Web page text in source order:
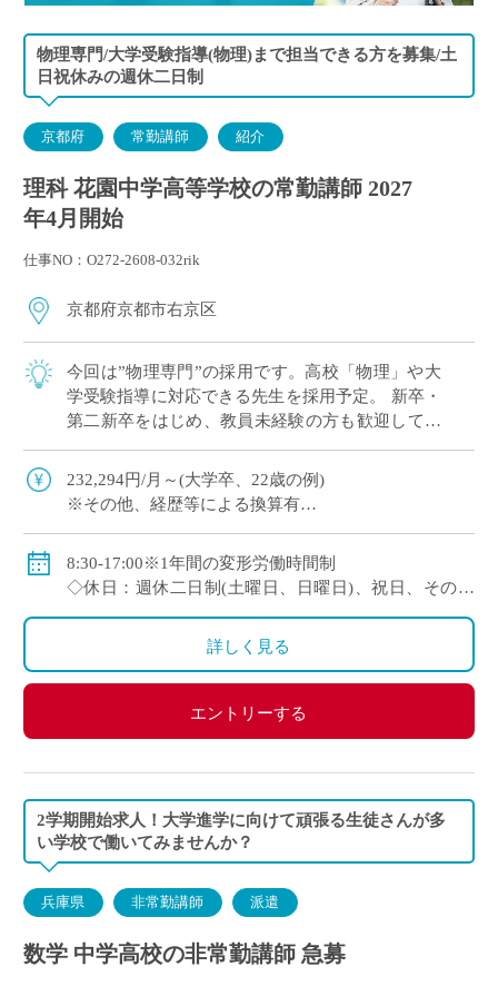
物理専門/大学受験指導(物理)まで担当できる方を募集/土
日祝休みの週休二日制
京都府 常勤講師 紹介
理科 花園中学高等学校の常勤講師 2027
年4月開始
仕事NO：O272-2608-032rik
京都府京都市右京区
今回は”物理専門”の採用です。高校「物理」や大
学受験指導に対応できる先生を採用予定。 新卒・
第二新卒をはじめ、教員未経験の方も歓迎してい
ます。 これから教員としてキャリアを築きたい方
にも適した環境 […]
232,294円/月～(大学卒、22歳の例)
※その他、経歴等による換算有
◇手当：通勤手当、残業手当
◇賞与：有
◇保険：私学共済、雇用保険、労災保険
8:30-17:00※1年間の変形労働時間制
◇休日：週休二日制(土曜日、日曜日)、祝日、その他
学校の定める休日
詳しく見る
エントリーする
2学期開始求人！大学進学に向けて頑張る生徒さんが多
い学校で働いてみませんか？
兵庫県 非常勤講師 派遣
数学 中学高校の非常勤講師 急募